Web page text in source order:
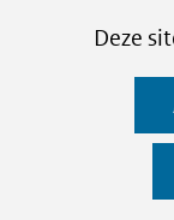
CookiesDeze